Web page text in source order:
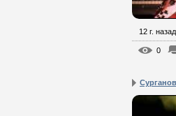
12 г. назад
0